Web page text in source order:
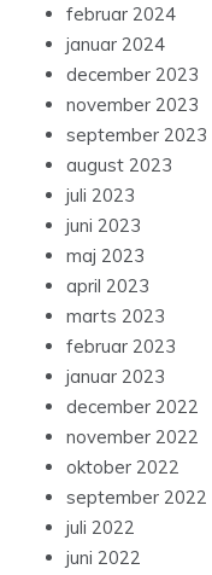
februar 2024
januar 2024
december 2023
november 2023
september 2023
august 2023
juli 2023
juni 2023
maj 2023
april 2023
marts 2023
februar 2023
januar 2023
december 2022
november 2022
oktober 2022
september 2022
juli 2022
juni 2022